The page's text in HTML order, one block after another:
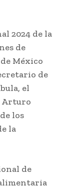
2024 de la
de
México
de
el
Arturo
los
la
de